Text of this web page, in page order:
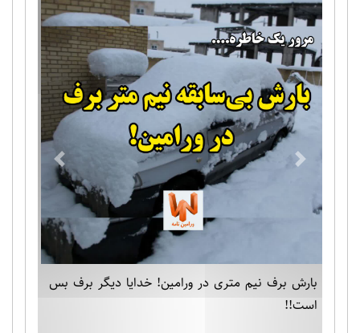
بارش برف نیم متری در ورامین! خدایا دیگر برف بس
است!!
Previous Next